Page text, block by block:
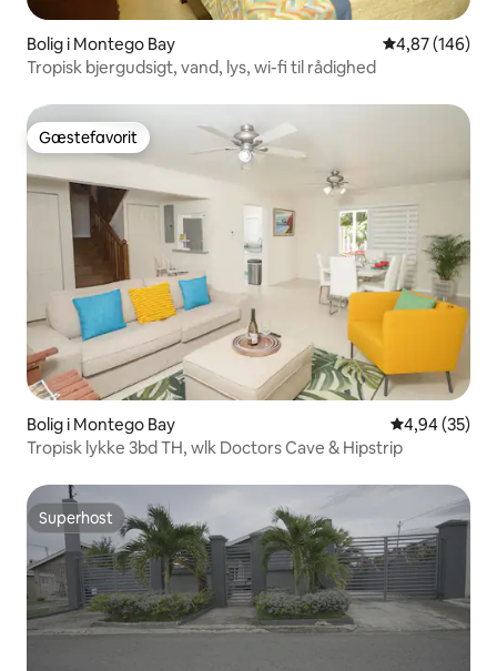
Bolig i Montego Bay 4,87 ud af 5 i
4,87 (146)
Tropisk bjergudsigt, vand, lys, wi-fi til rådighed
Gæstefavorit
Gæstefavorit
Bolig i Montego Bay 4,94 ud af 5 i
4,94 (35)
Tropisk lykke 3bd TH, wlk Doctors Cave & Hipstrip
Superhost
Superhost